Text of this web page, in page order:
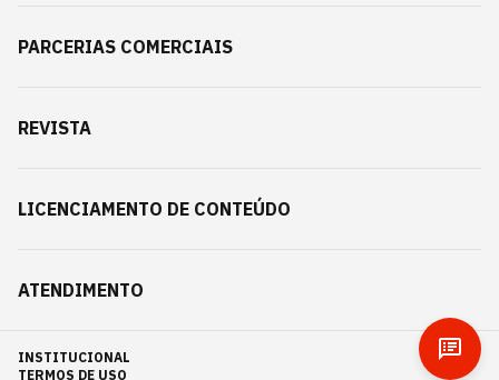
PARCERIAS COMERCIAIS
REVISTA
LICENCIAMENTO DE CONTEÚDO
ATENDIMENTO
INSTITUCIONAL
TERMOS DE USO